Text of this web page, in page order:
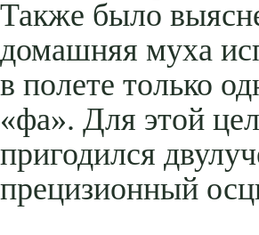
Также было
домашняя муха
в полете только
«фа». Для этой
пригодился
прецизионный